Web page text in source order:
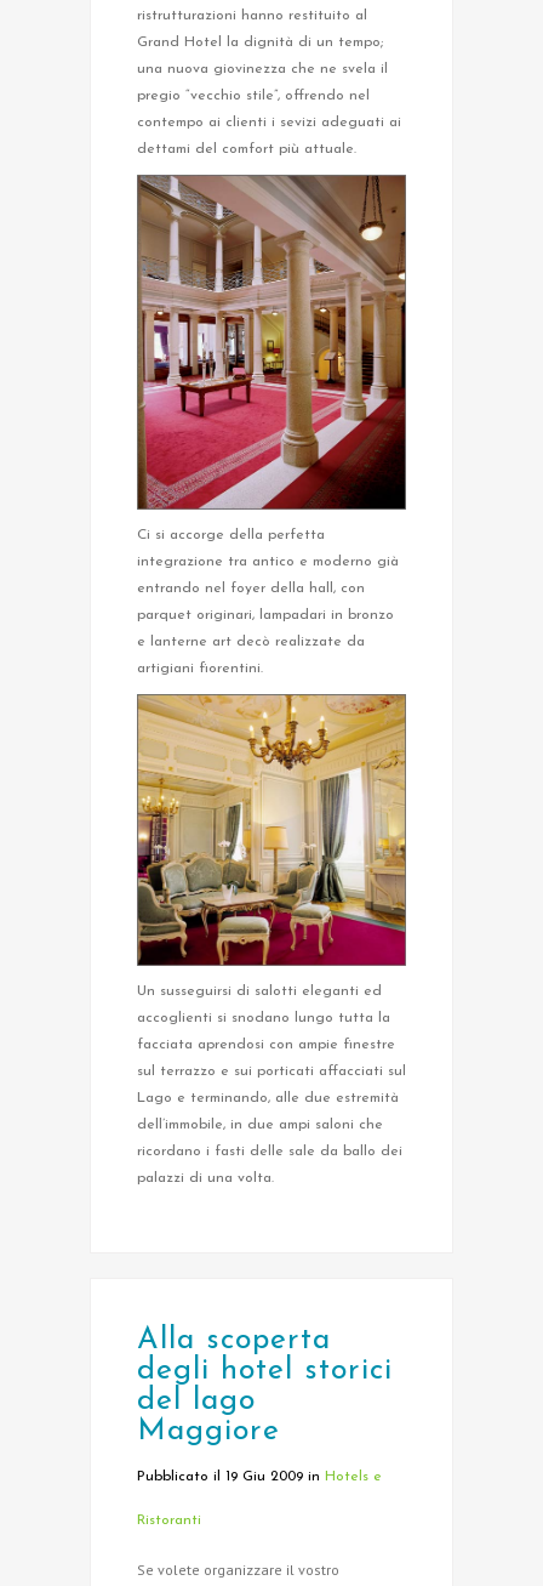
ristrutturazioni hanno restituito al
Grand Hotel la dignità di un tempo;
una nuova giovinezza che ne svela il
pregio “vecchio stile”, offrendo nel
contempo ai clienti i sevizi adeguati ai
dettami del comfort più attuale.
Ci si accorge della perfetta
integrazione tra antico e moderno già
entrando nel foyer della hall, con
parquet originari, lampadari in bronzo
e lanterne art decò realizzate da
artigiani fiorentini.
Un susseguirsi di salotti eleganti ed
accoglienti si snodano lungo tutta la
facciata aprendosi con ampie finestre
sul terrazzo e sui porticati affacciati sul
Lago e terminando, alle due estremità
dell’immobile, in due ampi saloni che
ricordano i fasti delle sale da ballo dei
palazzi di una volta.
Alla scoperta
degli hotel storici
del lago
Maggiore
Pubblicato il 19 Giu 2009 in Hotels e
Ristoranti
Se volete organizzare il vostro